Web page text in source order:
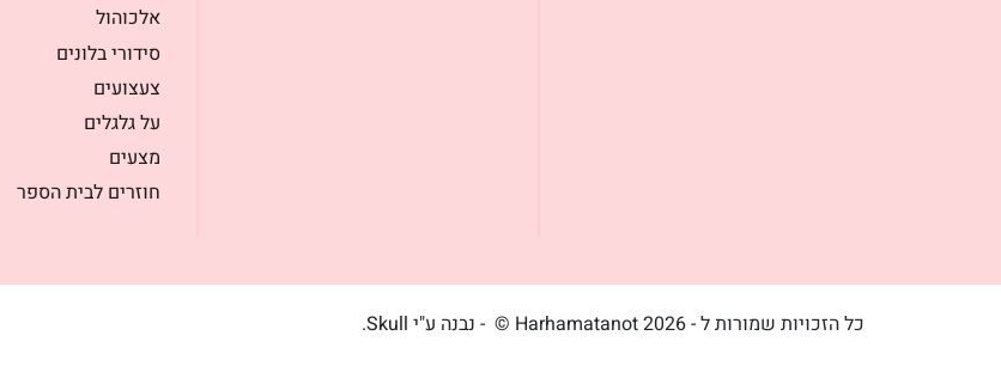
אלכוהול
סידורי בלונים
צעצועים
על גלגלים
מצעים
חוזרים לבית הספר
כל הזכויות שמורות ל - Harhamatanot 2026 © - נבנה ע"י Skull
.